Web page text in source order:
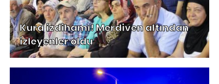
Kura izdihamı! Merdiven altından
izleyenler oldu